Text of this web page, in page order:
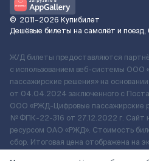
© 2011–2026 Купибилет
Дешёвые билеты на самолёт и поезд,
Ж/Д билеты предоставляются
с использованием веб-системы ООО
пассажирские решения» на
от 04.04.2024 заключенного с
ООО «РЖД-Цифровые пассажирские
№ ФПК-22-316 от 27.12.2022 г. Сайт
ресурсом ОАО «РЖД». Стоимость
сбор. Итоговая цена отображена на